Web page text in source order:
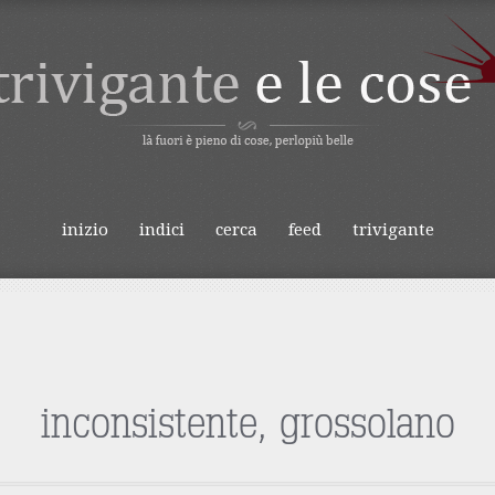
E LE
inizio indici cerca feed trivigante
inconsistente, grossolano